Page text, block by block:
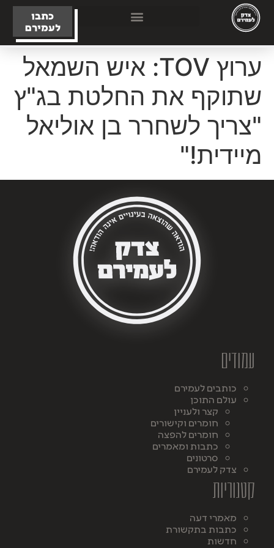
כתבו
לעמירם
ערוץ TOV: איש השמאל
שתוקף את החלטת בג"ץ
"צריך לשחרר בן אוליאל
מיידית!"
עמודים
כותבים לעמירם
עולם התוכן
קצר ולעניין
חומרים וקישורים
חומרים להפצה
כתבות ומאמרים
סרטונים
צדק לעמירם
קטגוריות
מאמרי דעה
כתבות בתקשורת
חדשות